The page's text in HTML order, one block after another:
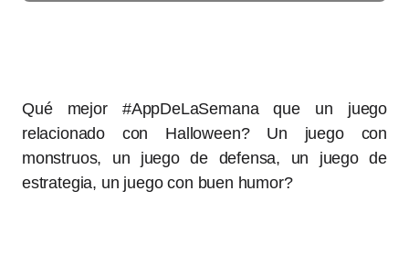
Qué mejor #AppDeLaSemana que un juego
relacionado con Halloween? Un juego con
monstruos, un juego de defensa, un juego de
estrategia, un juego con buen humor?